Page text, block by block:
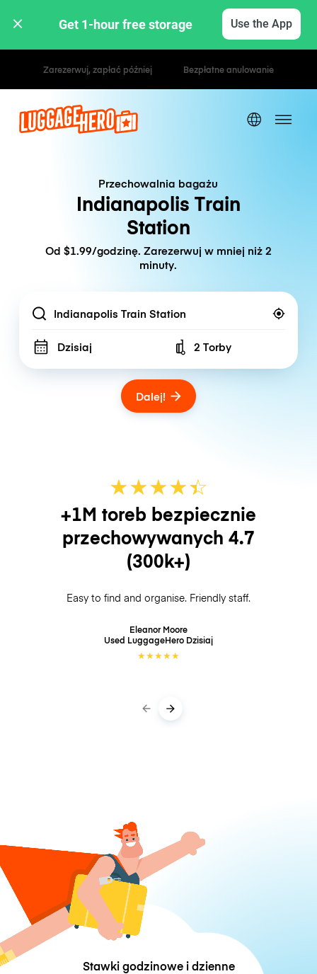
Get 1-hour free storage Use the App
Stawki godzinowe / dzienne
Przechowalnia bagażu
Indianapolis Train
Station
Od $1.99/godzinę. Zarezerwuj w mniej niż 2
minuty.
Location
Dzisiaj Number of bags
2 Torby
Dalej!
★★★★☆
★
+1M toreb bezpiecznie
przechowywanych 4.7
(300k+)
Easy to find and organise. Friendly staff.
Eleanor Moore
Used LuggageHero Dzisiaj
★★★★★
Stawki godzinowe i dzienne